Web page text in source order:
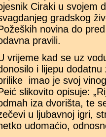
Ciraki u svojem
gradskog
novina do
pravili.
vrijeme kad se uz
i lijepu
imao je svoj
slikovito opisuje:
iza dvorišta, te
u ljubavnoj igri,
udomaćio,